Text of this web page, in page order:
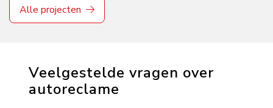
Alle projecten
Veelgestelde vragen over
autoreclame